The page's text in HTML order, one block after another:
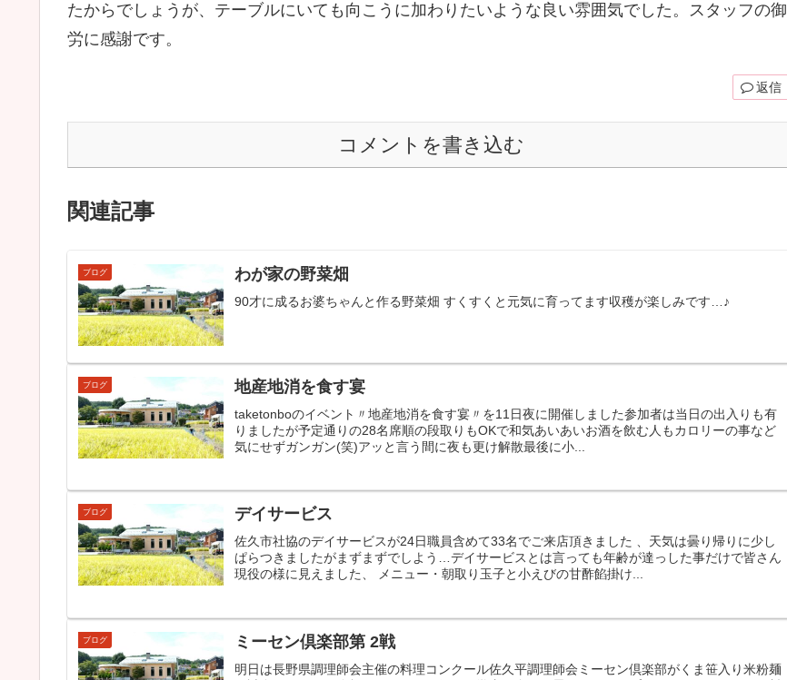
たからでしょうが、テーブルにいても向こうに加わりたいような良い雰囲気でした。スタッフの御
労に感謝です。
返信
コメントを書き込む
関連記事
ブログ わが家の野菜畑
90才に成るお婆ちゃんと作る野菜畑 すくすくと元気に育ってます収穫が楽しみです…♪
ブログ 地産地消を食す宴
taketonboのイベント〃地産地消を食す宴〃を11日夜に開催しました参加者は当日の出入りも有
りましたが予定通りの28名席順の段取りもOKで和気あいあいお酒を飲む人もカロリーの事など
気にせずガンガン(笑)アッと言う間に夜も更け解散最後に小...
ブログ デイサービス
佐久市社協のデイサービスが24日職員含めて33名でご来店頂きました 、天気は曇り帰りに少し
ぱらつきましたがまずまずでしよう…デイサービスとは言っても年齢が達っした事だけで皆さん
現役の様に見えました、 メニュー・朝取り玉子と小えびの甘酢餡掛け...
ブログ ミーセン倶楽部第 2戦
明日は長野県調理師会主催の料理コンクール佐久平調理師会ミーセン倶楽部がくま笹入り米粉麺